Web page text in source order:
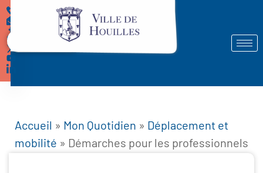
Démarches
Accueil » Mon Quotidien » Déplacement et
mobilité » Démarches pour les professionnels